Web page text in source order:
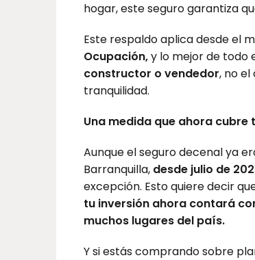
hogar, este seguro garantiza
Este respaldo aplica desde el
Ocupación,y lo mejor de todo
constructor o vendedor, no
tranquilidad.
Una medida que ahora cubre
Aunque el seguro decenal ya
Barranquilla, desde julio de
excepción. Esto quiere decir
tu inversión ahora contará
muchos lugares del país.
Y si estás comprando sobre